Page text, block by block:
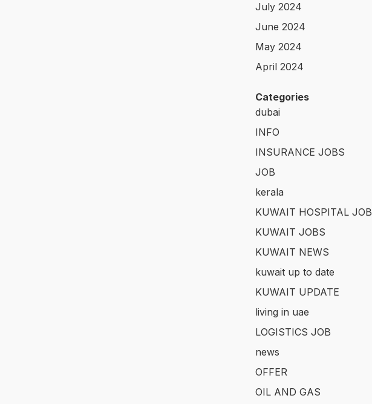
July 2024
June 2024
May 2024
April 2024
Categories
dubai
INFO
INSURANCE JOBS
JOB
kerala
KUWAIT HOSPITAL JOB
KUWAIT JOBS
KUWAIT NEWS
kuwait up to date
KUWAIT UPDATE
living in uae
LOGISTICS JOB
news
OFFER
OIL AND GAS